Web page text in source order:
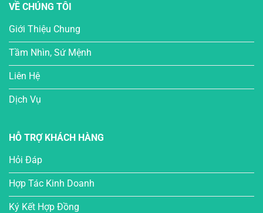
VỀ CHÚNG TÔI
Giới Thiệu Chung
Tầm Nhìn, Sứ Mệnh
Liên Hệ
Dịch Vụ
HỖ TRỢ KHÁCH HÀNG
Hỏi Đáp
Hợp Tác Kinh Doanh
Ký Kết Hợp Đồng